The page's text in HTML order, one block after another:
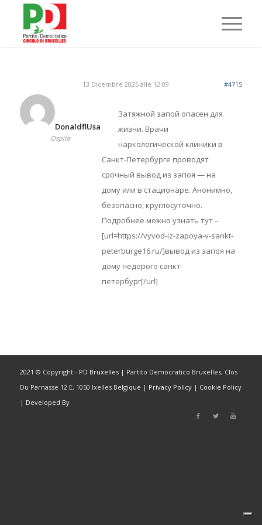
13 Dicembre 2025 alle 12:09 #4715
DonaldflUsa
Ospite
Затяжной запой опасен для
жизни. Врачи
наркологической клиники в
Санкт-Петербурге проводят
срочный вывод из запоя — на
дому или в стационаре. Анонимно,
безопасно, круглосуточно.
Подробнее можно узнать тут –
[url=https://vyvod-iz-zapoya-v-sankt-
peterburge16.ru/]вывод из запоя на
дому недорого санкт-
петербург[/url]
2021 © Copyright - PD Bruxelles| Partito Democratico Bruxelles, Clos
Du Parnasse 12 E, 1050 Ixelles Belgique | Privacy Policy| Cookie Policy
| Developed By